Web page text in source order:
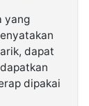
yang
dapat
dipakai